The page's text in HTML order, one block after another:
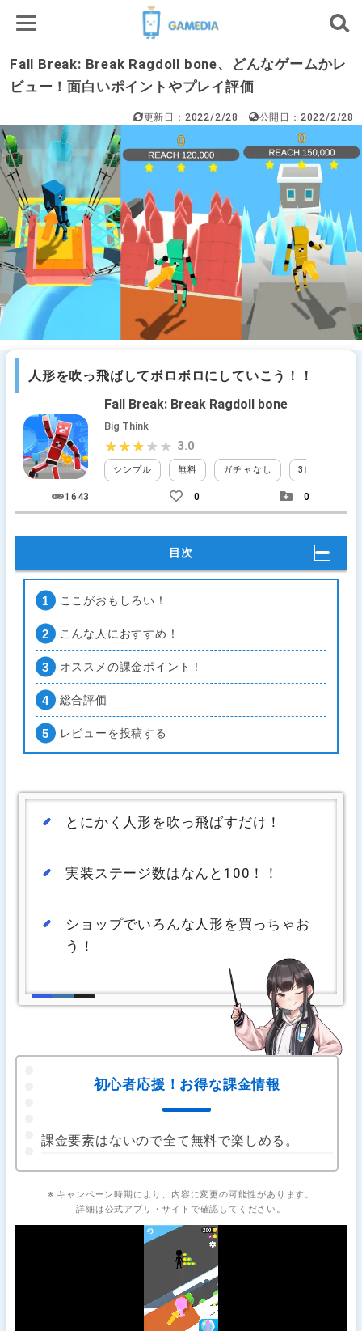
Fall Break: Break Ragdoll bone、どんなゲームかレ
ビュー！面白いポイントやプレイ評価
更新日：2022/2/28 公開日：2022/2/28
人形を吹っ飛ばしてボロボロにしていこう！！
Fall Break: Break Ragdoll bone
Big Think
シンプル 無料 ガチャなし 3Ｄ
★★★★★
★★★★★ 3.0
1643 0 0
目次
ここがおもしろい！
こんな人におすすめ！
オススメの課金ポイント！
総合評価
レビューを投稿する
とにかく人形を吹っ飛ばすだけ！
実装ステージ数はなんと100！！
ショップでいろんな人形を買っちゃお
う！
初心者応援！お得な課金情報
課金要素はないので全て無料で楽しめる。
※ キャンペーン時期により、内容に変更の可能性があります。
詳細は公式アプリ・サイトで確認してください。